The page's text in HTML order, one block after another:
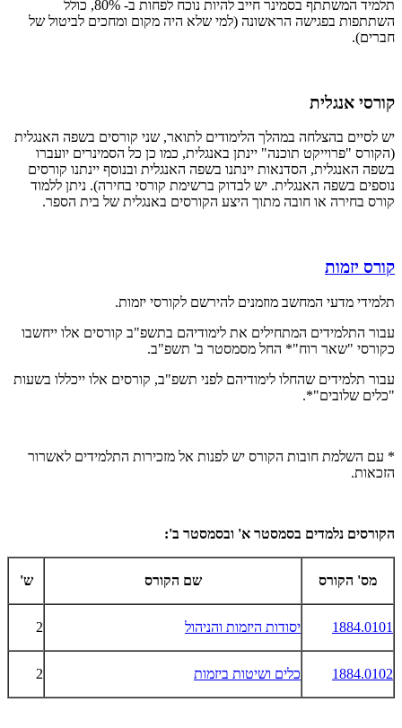
תלמיד המשתתף בסמינר חייב להיות נוכח לפחות ב- 80%, כולל
השתתפות בפגישה הראשונה (למי שלא היה מקום ומחכים לביטול של
חברים).
קורסי אנגלית
יש לסיים בהצלחה במהלך הלימודים לתואר, שני קורסים בשפה האנגלית
(הקורס "פרוייקט תוכנה" יינתן באנגלית, כמו כן כל הסמינרים יועברו
בשפה האנגלית, הסדנאות יינתנו בשפה האנגלית ובנוסף יינתנו קורסים
נוספים בשפה האנגלית. יש לבדוק ברשימת קורסי בחירה). ניתן ללמוד
קורס בחירה או חובה מתוך היצע הקורסים באנגלית של בית הספר.
קורס יזמות
תלמידי מדעי המחשב מוזמנים להירשם לקורסי יזמות.
עבור התלמידים המתחילים את לימודיהם בתשפ"ב קורסים אלו ייחשבו
כקורסי "שאר רוח"* החל מסמסטר ב' תשפ"ב.
עבור תלמידים שהחלו לימודיהם לפני תשפ"ב, קורסים אלו ייכללו בשעות
"כלים שלובים"*.
* עם השלמת חובות הקורס יש לפנות אל מזכירות התלמידים לאשרור
הזכאות.
הקורסים נלמדים בסמסטר א' ובסמסטר ב':
מס' הקורס שם הקורס ש'
1884.0101 יסודות היזמות והניהול 2
1884.0102 כלים ושיטות ביזמות 2